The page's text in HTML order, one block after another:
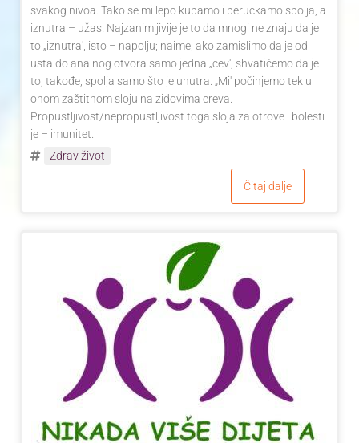
svakog nivoa. Tako se mi lepo kupamo i peruckamo spolja, a
iznutra – užas! Najzanimljivije je to da mnogi ne znaju da je
to „iznutra', isto – napolju; naime, ako zamislimo da je od
usta do analnog otvora samo jedna „cev', shvatićemo da je
to, takođe, spolja samo što je unutra. „Mi' počinjemo tek u
onom zaštitnom sloju na zidovima creva.
Propustljivost/nepropustljivost toga sloja za otrove i bolesti
je – imunitet.
Zdrav život
Čitaj dalje